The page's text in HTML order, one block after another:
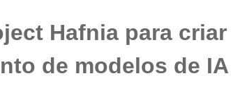
Hafnia para criar
de modelos de IA